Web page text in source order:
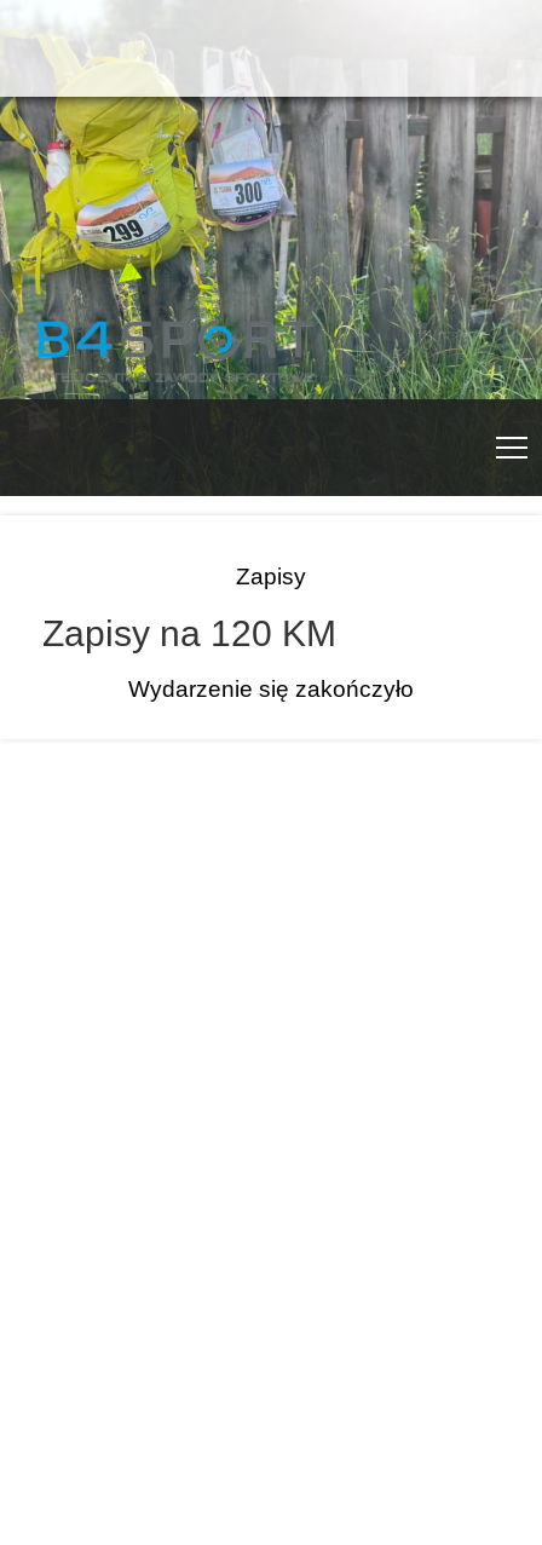
Rajd Izersko-
Karkonoski im.
Roberta
Kapczyńskiego
rajdizerskokarkonoski@gmail.com
Telefon:
793385695
Osoba kontaktowa:Marta
Kapczyńska
Zapisy
Zapisy na 120 KM
Wydarzenie się zakończyło